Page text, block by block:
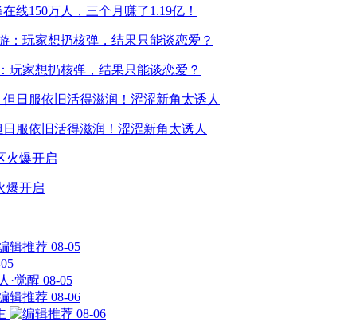
线150万人，三个月赚了1.19亿！
玩家想扔核弹，结果只能谈恋爱？
服依旧活得滋润！涩涩新角太诱人
爆开启
08-05
·觉醒 08-05
08-06
08-06